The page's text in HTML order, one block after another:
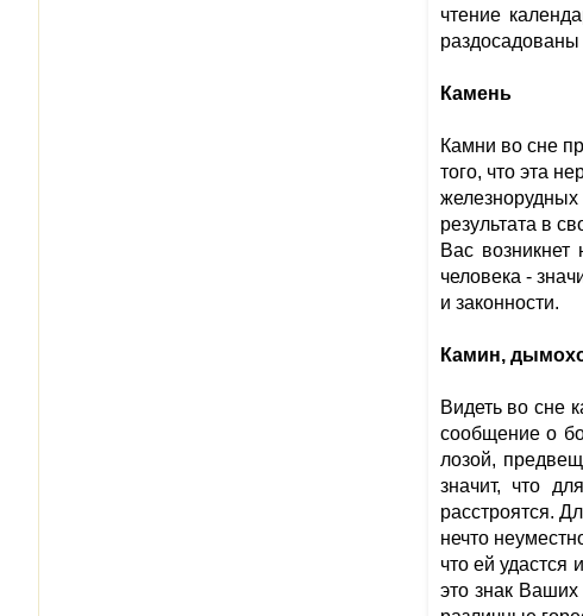
чтение
Камень
Камни во сне
того, что эта
результата в
Вас
человека -
и законности.
Камин,
Видеть во сне
сообщение о
лозой,
значит, что
расстроятся.
нечто
что ей удастся
это знак